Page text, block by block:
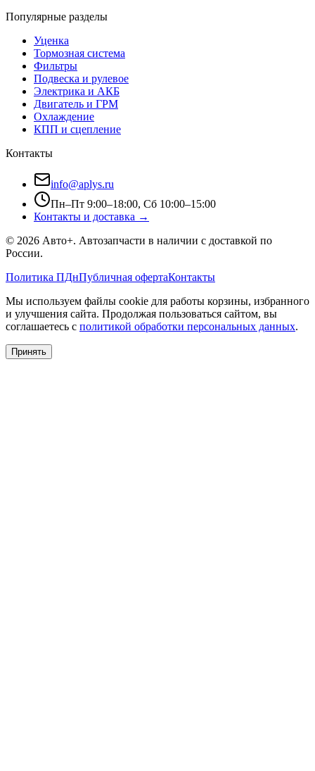
Популярные разделы
Уценка
Тормозная система
Фильтры
Подвеска и рулевое
Электрика и АКБ
Двигатель и ГРМ
Охлаждение
КПП и сцепление
Контакты
info@aplys.ru
Пн–Пт 9:00–18:00, Сб 10:00–15:00
Контакты и доставка →
© 2026 Авто+. Автозапчасти в наличии с доставкой по
России.
Политика ПДнПубличная офертаКонтакты
Мы используем файлы cookie для работы корзины, избранного
и улучшения сайта. Продолжая пользоваться сайтом, вы
соглашаетесь с политикой обработки персональных данных.
Принять